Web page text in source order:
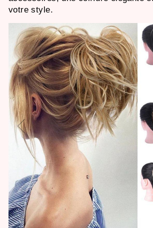
votre style.